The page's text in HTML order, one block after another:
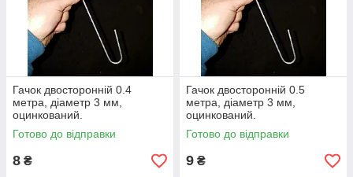
Гачок двосторонній 0.4
метра, діаметр 3 мм,
оцинкований.
Готово до відправки
8 ₴
Гачок двосторонній 0.5
метра, діаметр 3 мм,
оцинкований.
Готово до відправки
9 ₴